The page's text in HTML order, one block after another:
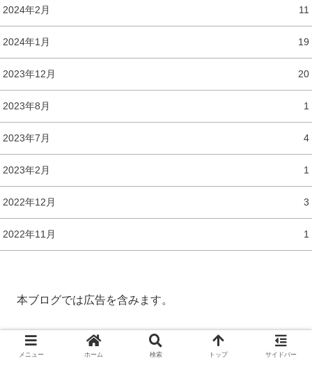
2024年2月 11
2024年1月 19
2023年12月 20
2023年8月 1
2023年7月 4
2023年2月 1
2022年12月 3
2022年11月 1
本ブログでは広告を含みます。
メニュー ホーム 検索 トップ サイドバー